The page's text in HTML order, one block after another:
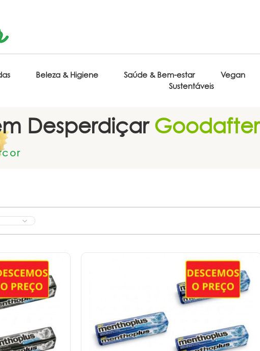
Beleza & Higiene Saúde & Bem-estar Vegan
Sustentáveis
DesperdiçarGoodafter